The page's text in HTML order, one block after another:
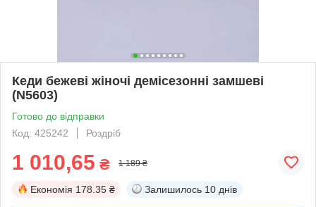
Кеди бежеві жіночі демісезонні замшеві
(N5603)
Готово до відправки
Код: 425242
Роздріб
1 010,65 ₴ 1 189 ₴
Економія 178.35 ₴ Залишилось 10 днів